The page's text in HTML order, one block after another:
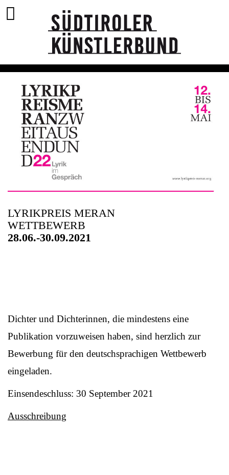
LYRIKPREIS MERAN
WETTBEWERB
28.06.-30.09.2021
Dichter und Dichterinnen, die mindestens eine
Publikation vorzuweisen haben, sind herzlich zur
Bewerbung für den deutschsprachigen Wettbewerb
eingeladen.
Einsendeschluss: 30 September 2021
Ausschreibung